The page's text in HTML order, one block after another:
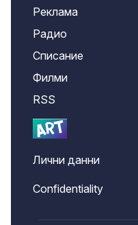
Реклама
Радио
Списание
Филми
RSS
Лични данни
Confidentiality